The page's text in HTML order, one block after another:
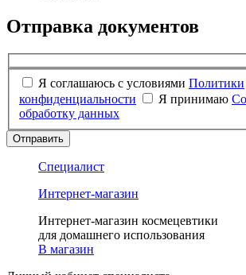
Отправка документов
Я соглашаюсь с условиями Политики
конфиденциальности
Я принимаю
обработку данных
Отправить
Специалист
Интернет-магазин
Интернет-магазин космецевтики
для домашнего использования
В магазин